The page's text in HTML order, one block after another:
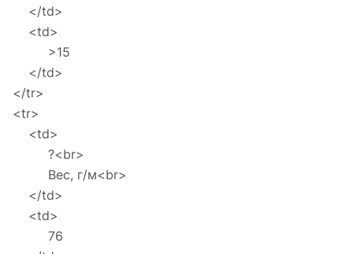
</td>
<td>
>15
</td>
</tr>
<tr>
<td>
?<br>
Вес, г/м<br>
</td>
<td>
76